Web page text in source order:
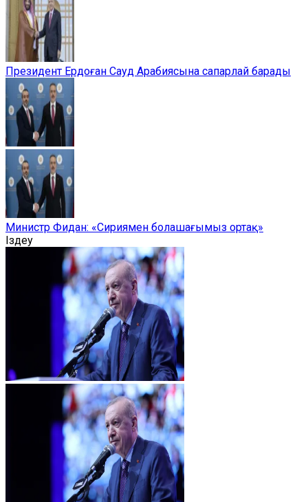
Президент Ердоған Сауд Арабиясына сапарлай барады
Министр Фидан: «Сириямен болашағымыз ортақ»
Іздеу